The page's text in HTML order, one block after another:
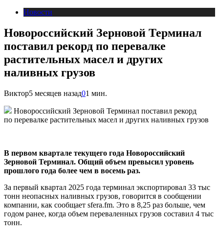
Новости
Новороссийский Зерновой Терминал
поставил рекорд по перевалке
растительных масел и других
наливных грузов
Виктор5 месяцев назад01 мин.
Новороссийский Зерновой Терминал поставил рекорд
по перевалке растительных масел и других наливных грузов
В первом квартале текущего года Новороссийский
Зерновой Терминал. Общий объем превысил уровень
прошлого года более чем в восемь раз.
За первый квартал 2025 года терминал экспортировал 33 тыс
тонн неопасных наливных грузов, говорится в сообщении
компании, как сообщает sfera.fm. Это в 8,25 раз больше, чем
годом ранее, когда объем переваленных грузов составил 4 тыс
тонн.